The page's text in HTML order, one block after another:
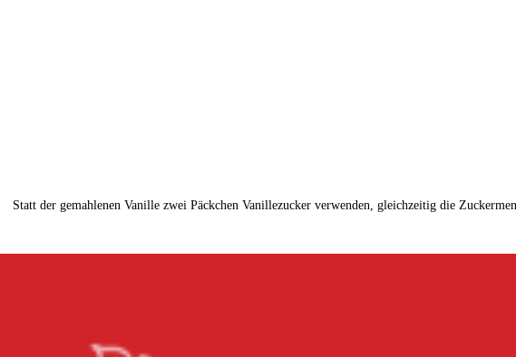
Statt der gemahlenen Vanille zwei Päckchen Vanillezucker verwenden, gleichzeitig die